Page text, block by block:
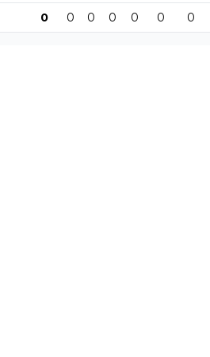
0 0 0 0 0 0 0